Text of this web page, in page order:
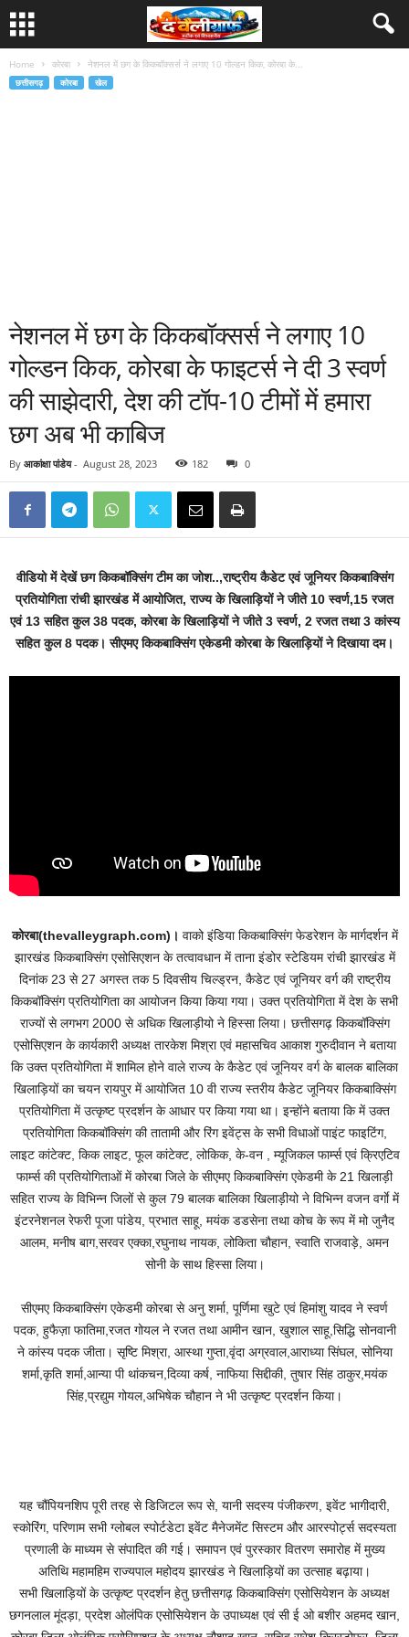
Home कोरबा नेशनल में छग के किकबॉक्सर्स ने लगाए 10 गोल्डन किक, कोरबा के...
छत्तीसगढ़ कोरबा खेल
नेशनल में छग के किकबॉक्सर्स ने लगाए 10
गोल्डन किक, कोरबा के फाइटर्स ने दी 3 स्वर्ण
की साझेदारी, देश की टॉप-10 टीमों में हमारा
छग अब भी काबिज
By आकांक्षा पांडेय- August 28, 2023 182 0
वीडियो में देखें छग किकबॉक्सिंग टीम का जोश..,राष्ट्रीय कैडेट एवं जूनियर किकबाक्सिंग
प्रतियोगिता रांची झारखंड में आयोजित, राज्य के खिलाड़ियों ने जीते 10 स्वर्ण,15 रजत
एवं 13 सहित कुल 38 पदक, कोरबा के खिलाड़ियों ने जीते 3 स्वर्ण, 2 रजत तथा 3 कांस्य
सहित कुल 8 पदक। सीएमए किकबाक्सिंग एकेडमी कोरबा के खिलाड़ियों ने दिखाया दम।
कोरबा(thevalleygraph.com)। वाको इंडिया किकबाक्सिंग फेडरेशन के मार्गदर्शन में
झारखंड किकबाक्सिंग एसोसिएशन के तत्वावधान में ताना इंडोर स्टेडियम रांची झारखंड में
दिनांक 23 से 27 अगस्त तक 5 दिवसीय चिल्ड्रन, कैडेट एवं जूनियर वर्ग की राष्ट्रीय
किकबॉक्सिंग प्रतियोगिता का आयोजन किया किया गया। उक्त प्रतियोगिता में देश के सभी
राज्यों से लगभग 2000 से अधिक खिलाड़ीयो ने हिस्सा लिया। छत्तीसगढ़ किकबॉक्सिंग
एसोसिएशन के कार्यकारी अध्यक्ष तारकेश मिश्रा एवं महासचिव आकाश गुरुदीवान ने बताया
कि उक्त प्रतियोगिता में शामिल होने वाले राज्य के कैडेट एवं जूनियर वर्ग के बालक बालिका
खिलाड़ियों का चयन रायपुर में आयोजित 10 वी राज्य स्तरीय कैडेट जूनियर किकबाक्सिंग
प्रतियोगिता में उत्कृष्ट प्रदर्शन के आधार पर किया गया था। इन्होंने बताया कि में उक्त
प्रतियोगिता किकबॉक्सिंग की तातामी और रिंग इवेंट्स के सभी विधाओं पाइंट फाइटिंग,
लाइट कांटेक्ट, किक लाइट, फूल कांटेक्ट, लोकिक, के-वन , म्यूजिकल फार्म्स एवं क्रिएटिव
फार्म्स की प्रतियोगिताओं में कोरबा जिले के सीएमए किकबाक्सिंग एकेडमी के 21 खिलाड़ी
सहित राज्य के विभिन्न जिलों से कुल 79 बालक बालिका खिलाड़ीयो ने विभिन्न वजन वर्गाे में
इंटरनेशनल रेफरी पूजा पांडेय, प्रभात साहू, मयंक डडसेना तथा कोच के रूप में मो जुनैद
आलम, मनीष बाग,सरवर एक्का,रघुनाथ नायक, लोकिता चौहान, स्वाति राजवाड़े, अमन
सोनी के साथ हिस्सा लिया।
सीएमए किकबाक्सिंग एकेडमी कोरबा से अनु शर्मा, पूर्णिमा खुटे एवं हिमांशु यादव ने स्वर्ण
पदक, हुफैज़ा फातिमा,रजत गोयल ने रजत तथा आमीन खान, खुशाल साहू,सिद्धि सोनवानी
ने कांस्य पदक जीता। सृष्टि मिश्रा, आस्था गुप्ता,वृंदा अग्रवाल,आराध्या सिंघल, सोनिया
शर्मा,कृति शर्मा,आन्या पी थांकचन,दिव्या कर्ष, नाफिया सिद्दीकी, तुषार सिंह ठाकुर,मयंक
सिंह,प्रद्युम गोयल,अभिषेक चौहान ने भी उत्कृष्ट प्रदर्शन किया।
यह चौंपियनशिप पूरी तरह से डिजिटल रूप से, यानी सदस्य पंजीकरण, इवेंट भागीदारी,
स्कोरिंग, परिणाम सभी ग्लोबल स्पोर्टडेटा इवेंट मैनेजमेंट सिस्टम और आरस्पोर्ट्स सदस्यता
प्रणाली के माध्यम से संपादित की गई। समापन एवं पुरस्कार वितरण समारोह में मुख्य
अतिथि महामहिम राज्यपाल महोदय झारखंड ने खिलाड़ियों का उत्साह बढ़ाया।
सभी खिलाड़ियों के उत्कृष्ट प्रदर्शन हेतु छत्तीसगढ़ किकबाक्सिंग एसोसियेशन के अध्यक्ष
छगनलाल मूंदड़ा, प्रदेश ओलंपिक एसोसियेशन के उपाध्यक्ष एवं सी ई ओ बशीर अहमद खान,